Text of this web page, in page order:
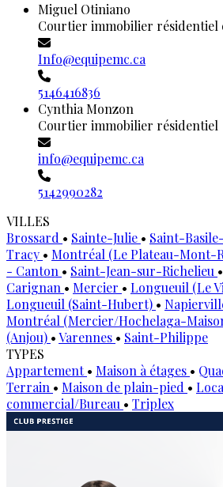
Miguel Otiniano
Courtier immobilier résidentiel
Info@equipemc.ca
5146416836
Cynthia Monzon
Courtier immobilier résidentiel
info@equipemc.ca
5142990282
VILLES
Brossard • Sainte-Julie • Saint-
Tracy • Montréal (Le Plateau-Mont-
- Canton • Saint-Jean-sur-Richelieu •
Carignan • Mercier • Longueuil (Le
Longueuil (Saint-Hubert) •
Montréal (Mercier/Hochelaga-
(Anjou) •Varennes • Saint-Philippe
TYPES
Appartement• Maison à étages •
Terrain • Maison de plain-pied •
commercial/Bureau • Triplex